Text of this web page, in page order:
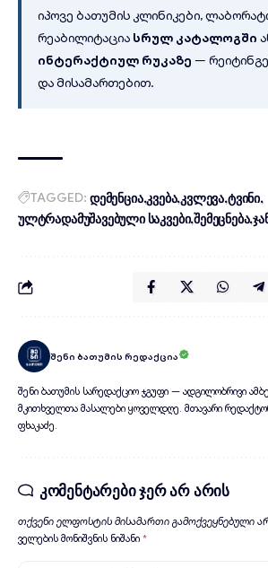
იპოვე ბათუმის კლინიკები,
რეაბილიტაცია სრულ კატალოგში
ინტერაქტიულ რუკაზე —
და მისამართებით.
TAGGED: დემენცია კვება კვლევა ტვინი
ულტრადამუშავებული საკვები შემეცნება
შენი ბათუმის რედაქცია
შენი ბათუმის სარედაქციო ჯგუფი — ადგილობრივი
მკითხველთა მასალები ყოველდღე. მთავარი
ფხაკაძე.
კომენტარები ჯერ არ არის
თქვენი ელფოსტის მისამართი გამოქვეყნებული არ
ველების მონიშვნის ნიშანი *